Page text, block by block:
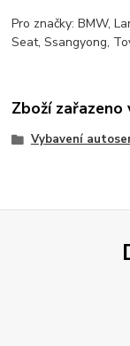
Pro značky: BMW,
Seat, Ssangyong,
Zboží
Vybavení